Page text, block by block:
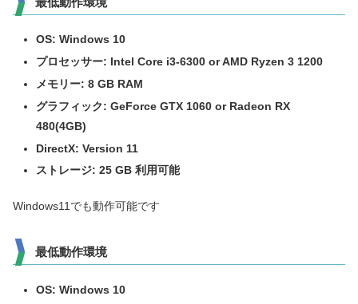
OS: Windows 10
プロセッサー: Intel Core i3-6300 or AMD Ryzen 3 1200
メモリー: 8 GB RAM
グラフィック: GeForce GTX 1060 or Radeon RX
480(4GB)
DirectX: Version 11
ストレージ: 25 GB 利用可能
Windows11でも動作可能です
最低動作環境
OS: Windows 10